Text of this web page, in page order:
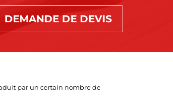
DEMANDE DE DEVIS
par un certain nombre de